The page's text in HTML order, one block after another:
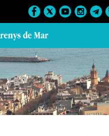
> Esports > Agenda > 09-